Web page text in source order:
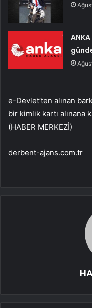
e-Devlet’ten alınan
bir kimlik kartı alınana
(HABER MERKEZİ)
derbent-ajans.com.tr